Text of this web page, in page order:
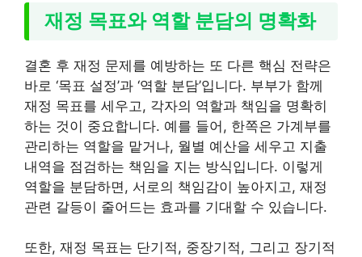
재정 목표와 역할 분담의 명확화
결혼 후 재정 문제를 예방하는 또 다른 핵심 전략은
바로 ‘목표 설정’과 ‘역할 분담’입니다. 부부가 함께
재정 목표를 세우고, 각자의 역할과 책임을 명확히
하는 것이 중요합니다. 예를 들어, 한쪽은 가계부를
관리하는 역할을 맡거나, 월별 예산을 세우고 지출
내역을 점검하는 책임을 지는 방식입니다. 이렇게
역할을 분담하면, 서로의 책임감이 높아지고, 재정
관련 갈등이 줄어드는 효과를 기대할 수 있습니다.
또한, 재정 목표는 단기적, 중장기적, 그리고 장기적